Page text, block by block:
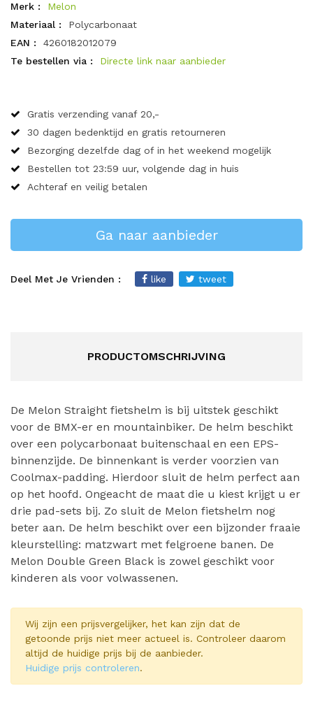
Merk :
Melon
Materiaal :
Polycarbonaat
EAN :
4260182012079
Te bestellen via :
Directe link naar aanbieder
Gratis verzending vanaf 20,-
30 dagen bedenktijd en gratis retourneren
Bezorging dezelfde dag of in het weekend mogelijk
Bestellen tot 23:59 uur, volgende dag in huis
Achteraf en veilig betalen
Ga naar aanbieder
Deel Met Je Vrienden : like tweet
PRODUCTOMSCHRIJVING
De Melon Straight fietshelm is bij uitstek geschikt
voor de BMX-er en mountainbiker. De helm beschikt
over een polycarbonaat buitenschaal en een EPS-
binnenzijde. De binnenkant is verder voorzien van
Coolmax-padding. Hierdoor sluit de helm perfect aan
op het hoofd. Ongeacht de maat die u kiest krijgt u er
drie pad-sets bij. Zo sluit de Melon fietshelm nog
beter aan. De helm beschikt over een bijzonder fraaie
kleurstelling: matzwart met felgroene banen. De
Melon Double Green Black is zowel geschikt voor
kinderen als voor volwassenen.
Wij zijn een prijsvergelijker, het kan zijn dat de
getoonde prijs niet meer actueel is. Controleer daarom
altijd de huidige prijs bij de aanbieder.
Huidige prijs controleren.